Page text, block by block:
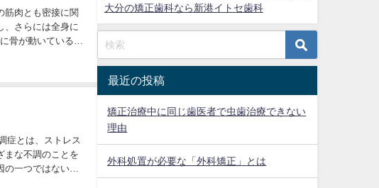
筋肉とも密接に関
、さらには全身に
骨が動いているの
症とは、ストレス
まな不調のことを
一つではないか
大分の矯正歯科なら新港イトセ歯科
最近の投稿
矯正治療中に同じ歯医者で虫歯治療できない
理由
外科処置が必要な「外科矯正」とは